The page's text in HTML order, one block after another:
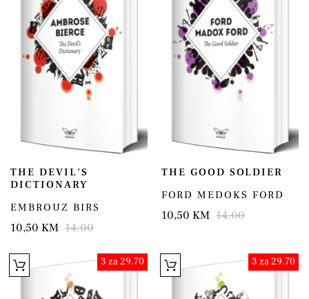
THE DEVIL'S
DICTIONARY
EMBROUZ BIRS
10,50 KM 14.00
THE GOOD SOLDIER
FORD MEDOKS FORD
10,50 KM 14.00
3 za 29.70 3 za 29.70